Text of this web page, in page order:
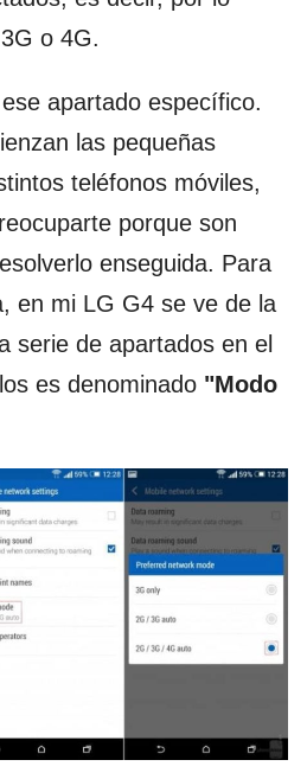
o 4G.
apartado específico.
las pequeñas
teléfonos móviles,
porque son
enseguida. Para
en mi LG G4 se ve de la
serie de apartados en el
es denominado "Modo